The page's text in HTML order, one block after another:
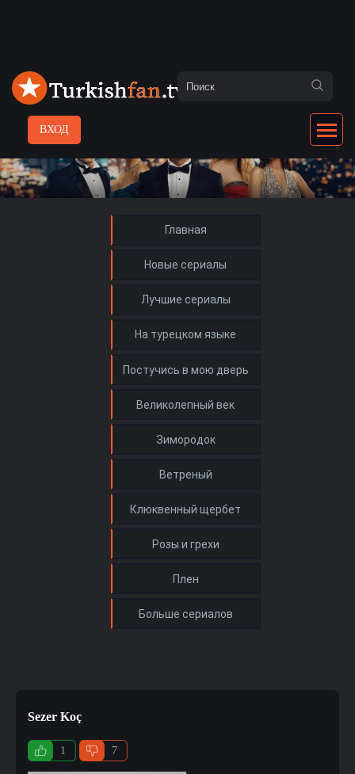
ВХОД
Главная
Новые сериалы
Лучшие сериалы
На турецком языке
Sezer Koç
1 7